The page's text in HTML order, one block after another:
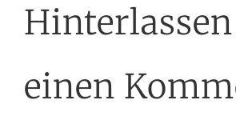
Hinterlassen
einen